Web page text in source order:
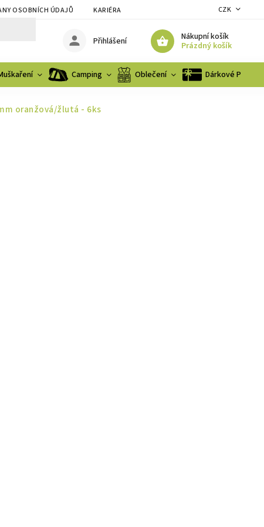
OSOBNÍCH ÚDAJŮ KARIÉRA CZK
Nákupní košík
Prázdný košík
Přihlášení
Camping Oblečení Dárkové
oranžová/žlutá - 6ks